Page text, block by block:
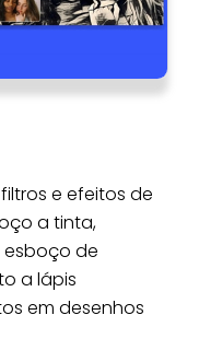
e efeitos de
a tinta,
de
a lápis
em desenhos